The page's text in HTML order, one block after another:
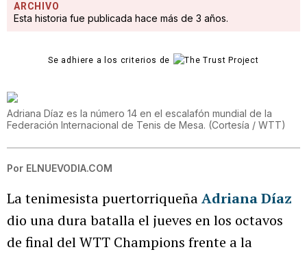
ARCHIVO
Esta historia fue publicada hace más de 3 años.
Se adhiere a los criterios de
Adriana Díaz es la número 14 en el escalafón mundial de la
Federación Internacional de Tenis de Mesa. (Cortesía / WTT)
Por ELNUEVODIA.COM
La tenimesista puertorriqueñaAdriana Díaz
dio una dura batalla el jueves en los octavos
de final del WTT Champions frente a la